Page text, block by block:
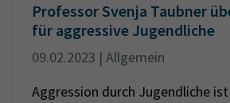
Professor Svenja Taubner
für aggressive Jugendliche
09.02.2023 | Allgemein
Aggression durch Jugendliche